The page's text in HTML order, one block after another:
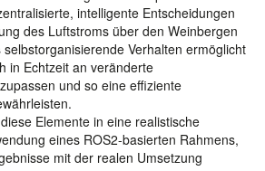
intelligente Entscheidungen
des Luftstroms über den Weinbergen
Verhalten ermöglicht
in Echtzeit an veränderte
und so eine effiziente
Elemente in eine realistische
eines ROS2-basierten Rahmens,
mit der realen Umsetzung